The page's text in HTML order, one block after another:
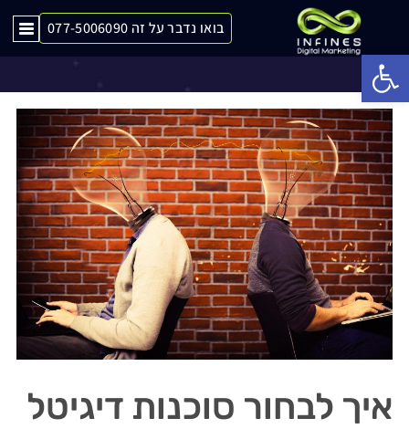
בואו נדבר על זה 077-5006090
איך לבחור סוכנות דיגיטל
איך לבחור סוכנות דיגיטל